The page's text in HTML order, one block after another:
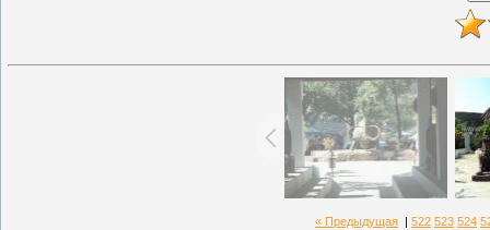
« Предыдущая 522 523 524